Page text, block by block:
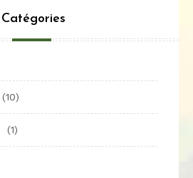
Catégories
(10)
(1)